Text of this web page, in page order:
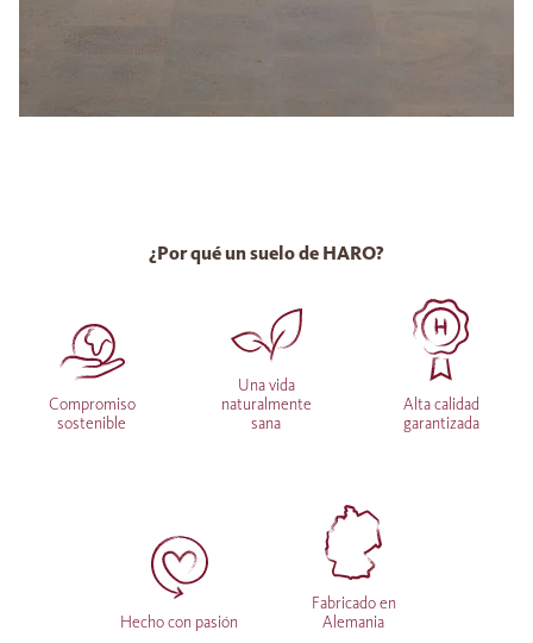
¿Por qué un suelo de HARO?
Compromiso
sostenible
Una vida
naturalmente
sana
Alta calidad
garantizada
Hecho con pasión
Fabricado en
Alemania